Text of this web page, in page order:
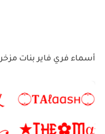
أسماء فري فاير بنات